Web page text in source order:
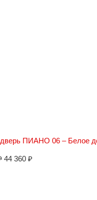
ПИАНО 06 – Белое
44 360 ₽